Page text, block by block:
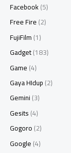
Facebook(5)
Free Fire(2)
FujiFilm(1)
Gadget(183)
Game(4)
Gaya HIdup(2)
Gemini(3)
Gesits(4)
Gogoro(2)
Google(4)